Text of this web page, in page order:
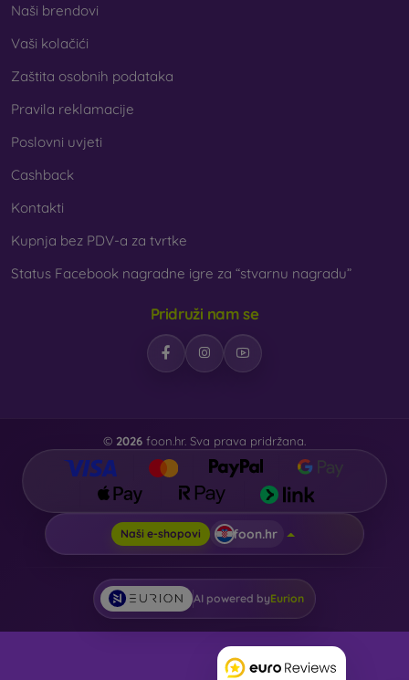
Naši brendovi
Vaši kolačići
Zaštita osobnih podataka
Pravila reklamacije
Poslovni uvjeti
Cashback
Kontakti
Kupnja bez PDV-a za tvrtke
Status Facebook nagradne igre za “stvarnu nagradu”
Pridruži nam se
© 2026 foon.hr. Sva prava pridržana.
Naši e-shopovi foon.hr
AI powered byEurion